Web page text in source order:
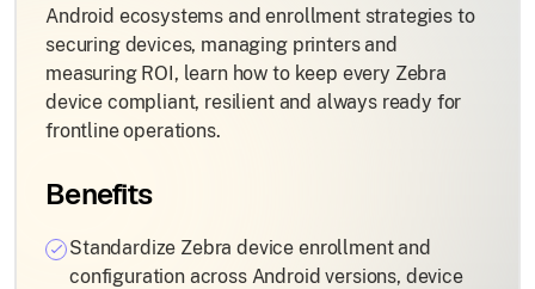
Android ecosystems and enrollment strategies to
securing devices, managing printers and
measuring ROI, learn how to keep every Zebra
device compliant, resilient and always ready for
frontline operations.
Benefits
Standardize Zebra device enrollment and
configuration across Android versions, device